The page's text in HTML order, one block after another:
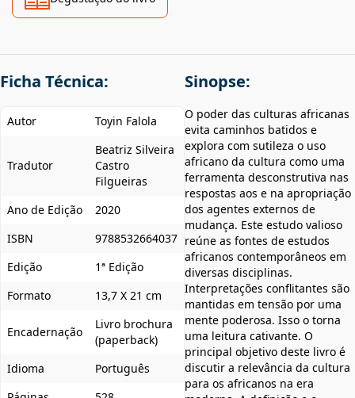
Ficha Técnica:
Autor Toyin Falola
Tradutor
Beatriz Silveira
Castro
Filgueiras
Ano de Edição
2020
ISBN
9788532664037
Edição
1ª Edição
Formato
13,7 X 21 cm
Encadernação
Livro brochura
(paperback)
Idioma
Português
Sinopse:
O poder das culturas africanas
evita caminhos batidos e
explora com sutileza o uso
africano da cultura como uma
ferramenta desconstrutiva nas
respostas aos e na apropriação
dos agentes externos de
mudança. Este estudo valioso
reúne as fontes de estudos
africanos contemporâneos em
diversas disciplinas.
Interpretações conflitantes são
mantidas em tensão por uma
mente poderosa. Isso o torna
uma leitura cativante. O
principal objetivo deste livro é
discutir a relevância da cultura
para os africanos na era